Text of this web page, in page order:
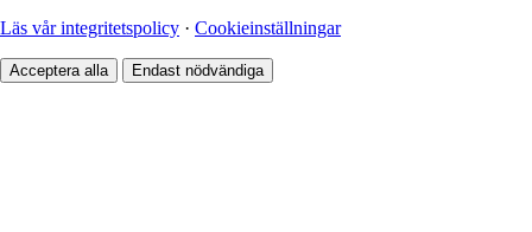
Läs vår integritetspolicy · Cookieinställningar
Acceptera alla Endast nödvändiga